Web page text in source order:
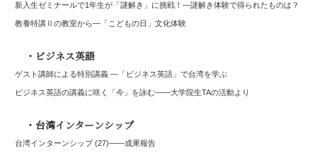
新入生ゼミナールで1年生が「謎解き」に挑戦！―謎解き体験で得られたものは？
教養特講Ⅱの教室から―「こどもの日」文化体験
・ビジネス英語
ゲスト講師による特別講義 ―「ビジネス英語」で台湾を学ぶ
ビジネス英語の講義に咲く「今」を詠む――大学院生TAの活動より
・台湾インターンシップ
台湾インターンシップ (27)——成果報告